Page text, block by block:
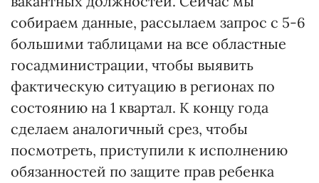
собираем данные, рассылаем запрос с 5-6
большими таблицами на все областные
госадминистрации, чтобы выявить
фактическую ситуацию в регионах по
состоянию на 1 квартал. К концу года
сделаем аналогичный срез, чтобы
посмотреть, приступили к исполнению
обязанностей по защите прав ребенка